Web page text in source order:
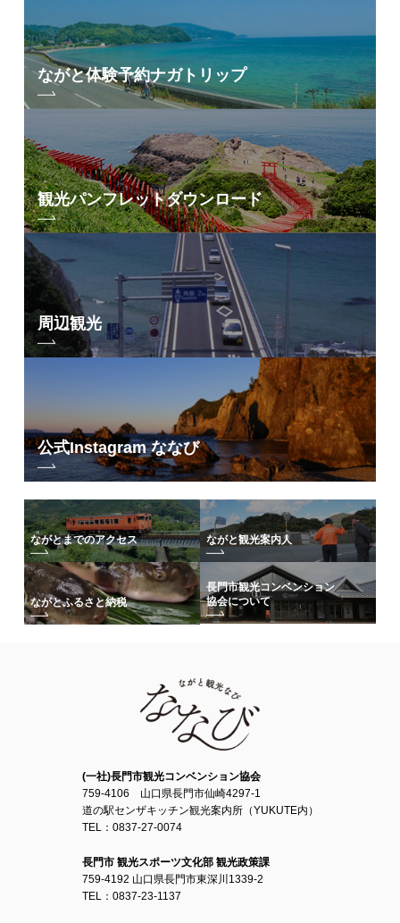
ながと体験予約ナガトリップ
観光パンフレットダウンロード
周辺観光
公式Instagram ななび
ながとまでのアクセス ながと観光案内人
ながとふるさと納税
長門市観光コンベンション
協会について
(一社)長門市観光コンベンション協会
759-4106 山口県長門市仙崎4297-1
道の駅センザキッチン観光案内所（YUKUTE内）
TEL：0837-27-0074
長門市 観光スポーツ文化部 観光政策課
759-4192 山口県長門市東深川1339-2
TEL：0837-23-1137